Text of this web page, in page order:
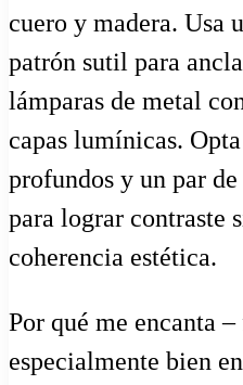
cuero y madera. Usa
patrón sutil para
lámparas de metal
capas lumínicas.
profundos y un par
para lograr contraste
coherencia estética.
Por qué me encanta
especialmente bien